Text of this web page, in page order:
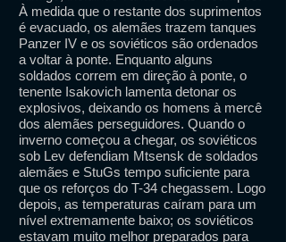
À medida que o restante dos suprimentos
é evacuado, os alemães trazem tanques
Panzer IV e os soviéticos são ordenados
a voltar à ponte. Enquanto alguns
soldados correm em direção à ponte, o
tenente Isakovich lamenta detonar os
explosivos, deixando os homens à mercê
dos alemães perseguidores. Quando o
inverno começou a chegar, os soviéticos
sob Lev defendiam Mtsensk de soldados
alemães e StuGs tempo suficiente para
que os reforços do T-34 chegassem. Logo
depois, as temperaturas caíram para um
nível extremamente baixo; os soviéticos
estavam muito melhor preparados para